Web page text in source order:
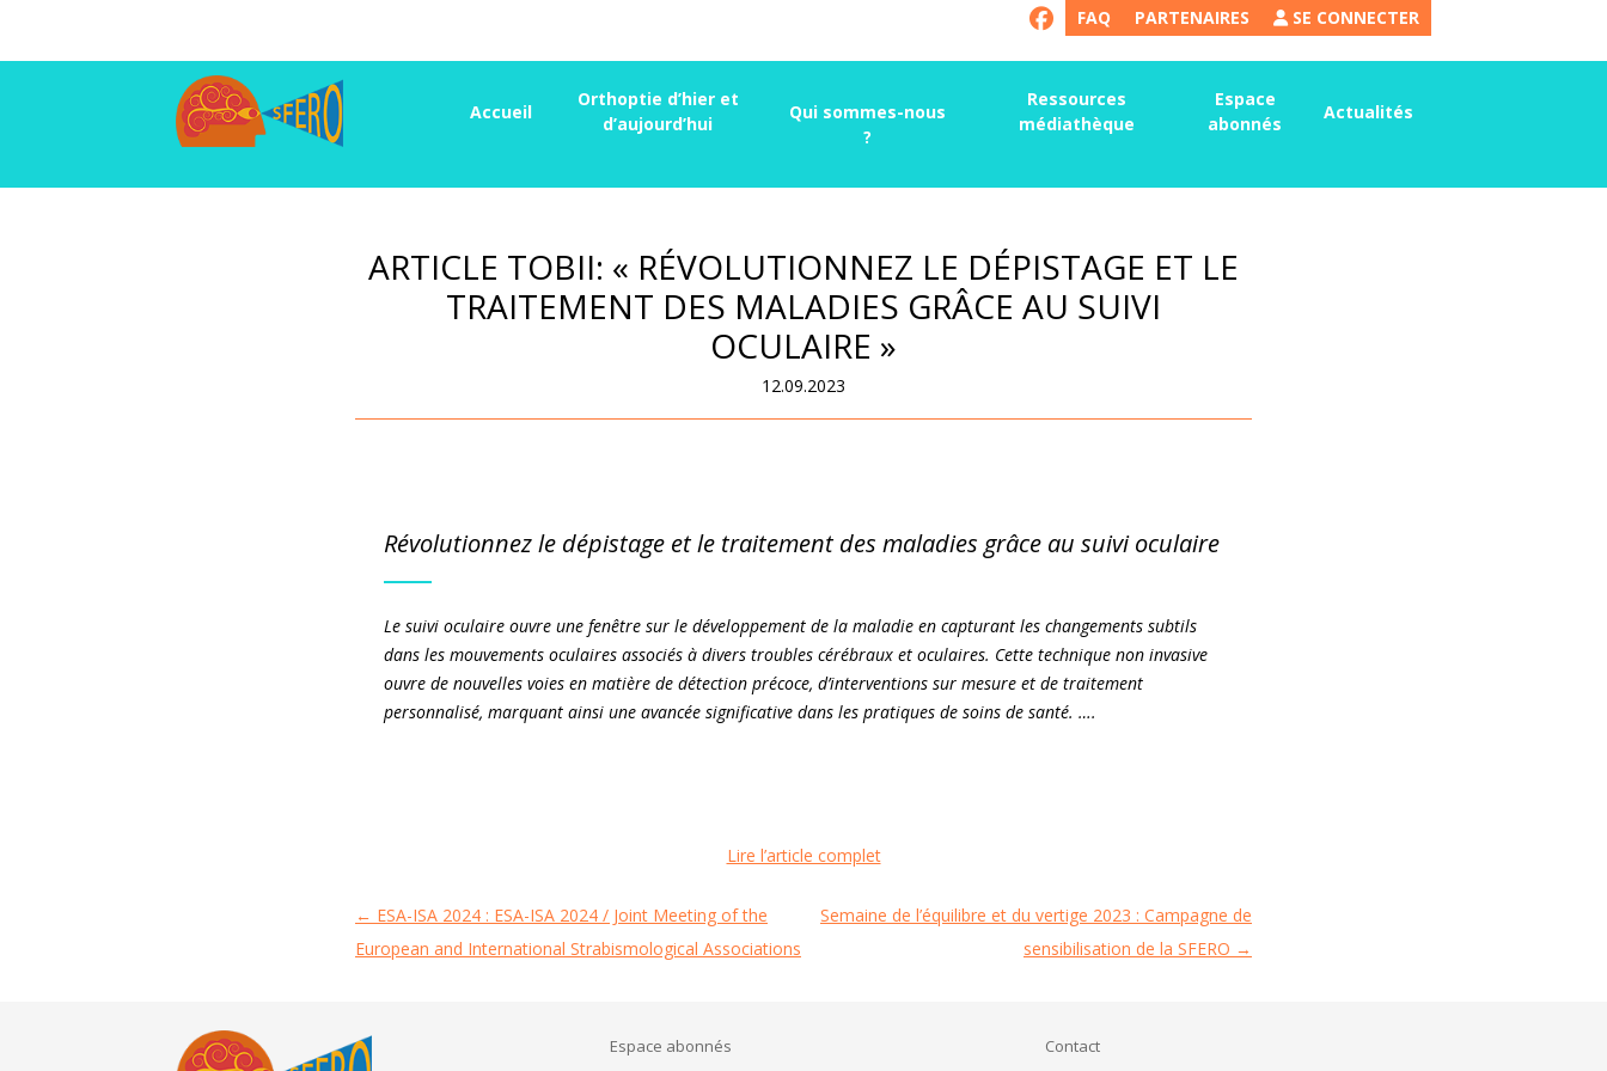
SE CONNECTER
PARTENAIRES
FAQ
Accueil
Orthoptie d’hier et
d’aujourd’hui
Qui sommes-nous
?
Ressources
médiathèque
Espace
abonnés
Actualités
ARTICLE TOBII: « RÉVOLUTIONNEZ LE DÉPISTAGE ET LE
TRAITEMENT DES MALADIES GRÂCE AU SUIVI
OCULAIRE »
12.09.2023
Révolutionnez le dépistage et le traitement des maladies grâce au suivi oculaire
Le suivi oculaire ouvre une fenêtre sur le développement de la maladie en capturant les changements subtils
dans les mouvements oculaires associés à divers troubles cérébraux et oculaires. Cette technique non invasive
ouvre de nouvelles voies en matière de détection précoce, d’interventions sur mesure et de traitement
personnalisé, marquant ainsi une avancée significative dans les pratiques de soins de santé. ….
Lire l’article complet
Navigation
des
← ESA-ISA 2024 : ESA-ISA 2024 / Joint Meeting of the
European and International Strabismological Associations
Semaine de l’équilibre et du vertige 2023 : Campagne de
sensibilisation de la SFERO →
Espace abonnés
Contact